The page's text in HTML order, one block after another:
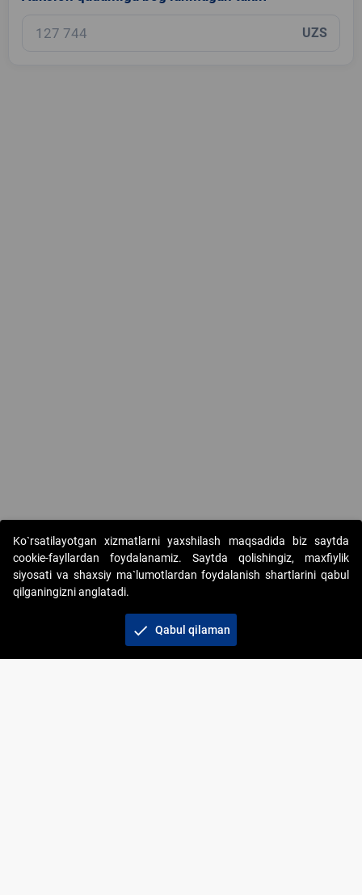
UZS
Copyright © 2017-2026. "Elektron onlayn-auksionlarni
tashkil etish" AJ. Barcha huquqlar himoyalangan
Ko`rsatilayotgan xizmatlarni yaxshilash maqsadida biz saytda
cookie-fayllardan foydalanamiz. Saytda qolishingiz, maxfiylik
siyosati va shaxsiy ma`lumotlardan foydalanish shartlarini qabul
qilganingizni anglatadi.
check Qabul qilaman